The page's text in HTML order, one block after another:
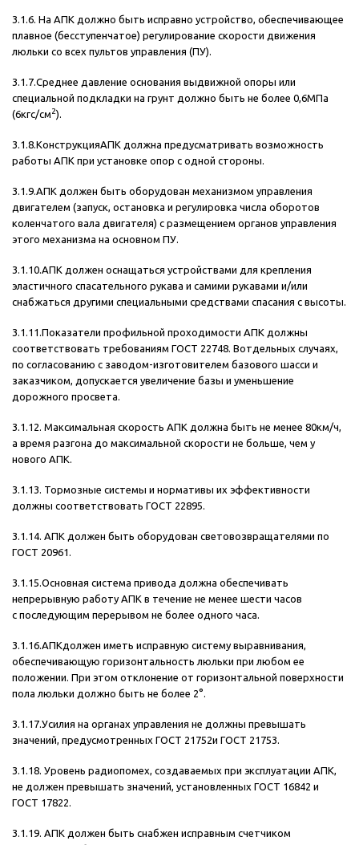
3.1.6. На АПК должно быть исправно устройство, обеспечивающее
плавное (бесступенчатое) регулирование скорости движения
люльки со всех пультов управления (ПУ).
3.1.7.Среднее давление основания выдвижной опоры или
специальной подкладки на грунт должно быть не более 0,6МПа
(6кгс/см2).
3.1.8.КонструкцияАПК должна предусматривать возможность
работы АПК при установке опор с одной стороны.
3.1.9.АПК должен быть оборудован механизмом управления
двигателем (запуск, остановка и регулировка числа оборотов
коленчатого вала двигателя) с размещением органов управления
этого механизма на основном ПУ.
3.1.10.АПК должен оснащаться устройствами для крепления
эластичного спасательного рукава и самими рукавами и/или
снабжаться другими специальными средствами спасания с высоты.
3.1.11.Показатели профильной проходимости АПК должны
соответствовать требованиям ГОСТ 22748. Вотдельных случаях,
по согласованию с заводом-изготовителем базового шасси и
заказчиком, допускается увеличение базы и уменьшение
дорожного просвета.
3.1.12. Максимальная скорость АПК должна быть не менее 80км/ч,
а время разгона до максимальной скорости не больше, чем у
нового АПК.
3.1.13. Тормозные системы и нормативы их эффективности
должны соответствовать ГОСТ 22895.
3.1.14. АПК должен быть оборудован световозвращателями по
ГОСТ 20961.
3.1.15.Основная система привода должна обеспечивать
непрерывную работу АПК в течение не менее шести часов
с последующим перерывом не более одного часа.
3.1.16.АПКдолжен иметь исправную систему выравнивания,
обеспечивающую горизонтальность люльки при любом ее
положении. При этом отклонение от горизонтальной поверхности
пола люльки должно быть не более 2°.
3.1.17.Усилия на органах управления не должны превышать
значений, предусмотренных ГОСТ 21752и ГОСТ 21753.
3.1.18. Уровень радиопомех, создаваемых при эксплуатации АПК,
не должен превышать значений, установленных ГОСТ 16842 и
ГОСТ 17822.
3.1.19. АПК должен быть снабжен исправным счетчиком